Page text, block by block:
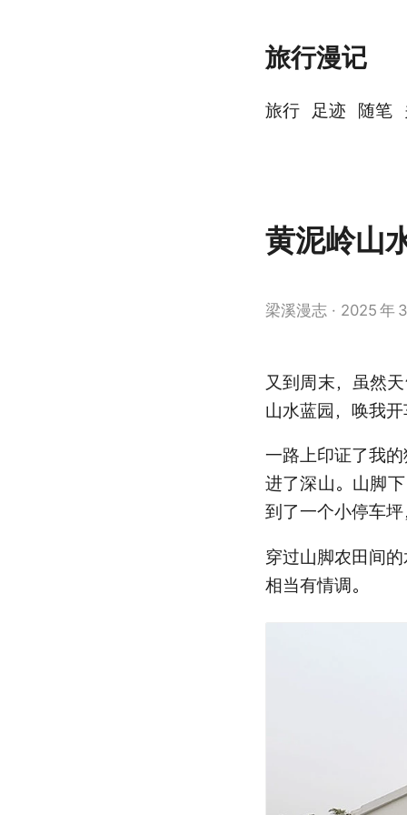
旅行漫记
旅行 足迹 随笔
黄泥岭山
梁溪漫志 2025 年 3
又到周末，虽然
山水蓝园，唤我
一路上印证了我
进了深山。山脚
到了一个小停车
穿过山脚农田间
相当有情调。